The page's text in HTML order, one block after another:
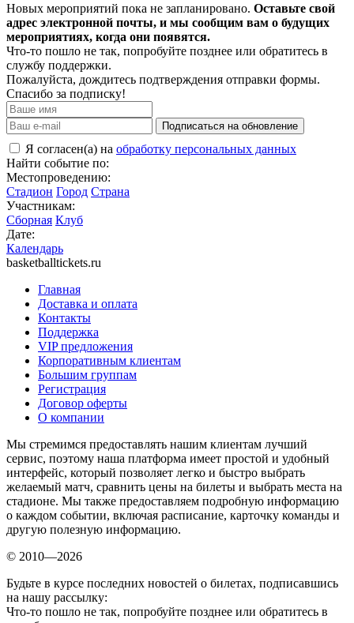
Новых мероприятий пока не запланировано. Оставьте свой
адрес электронной почты, и мы сообщим вам о будущих
мероприятиях, когда они появятся.
Что-то пошло не так, попробуйте позднее или обратитесь в
службу поддержки.
Пожалуйста, дождитесь подтверждения отправки формы.
Спасибо за подписку!
Подписаться на обновление
Я согласен(а) на обработку персональных данных
Найти событие по:
Местопроведению:
Стадион Город Страна
Участникам:
Сборная Клуб
Дате:
Календарь
basketballtickets.ru
Главная
Доставка и оплата
Контакты
Поддержка
VIP предложения
Корпоративным клиентам
Большим группам
Регистрация
Договор оферты
О компании
Мы стремимся предоставлять нашим клиентам лучший
сервис, поэтому наша платформа имеет простой и удобный
интерфейс, который позволяет легко и быстро выбрать
желаемый матч, сравнить цены на билеты и выбрать места на
стадионе. Мы также предоставляем подробную информацию
о каждом событии, включая расписание, карточку команды и
другую полезную информацию.
© 2010—2026
Будьте в курсе последних новостей о билетах, подписавшись
на нашу рассылку:
Что-то пошло не так, попробуйте позднее или обратитесь в